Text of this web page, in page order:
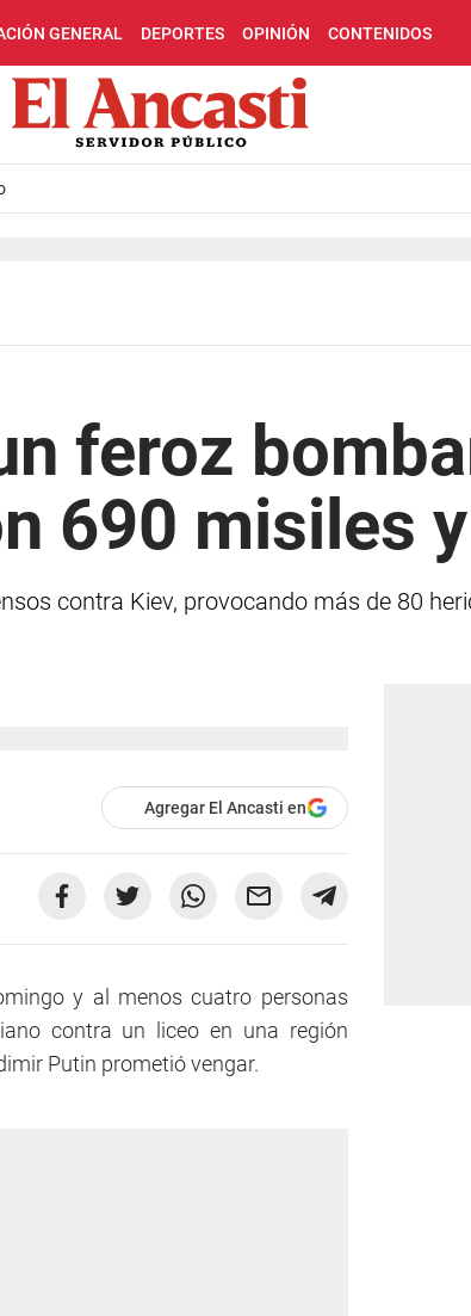
GENERAL DEPORTES OPINIÓN CONTENIDOS
feroz
690 misiles
contra Kiev, provocando más de 80
Agregar El Ancasti en
y al menos cuatro personas
contra un liceo en una región
Putin prometió vengar.